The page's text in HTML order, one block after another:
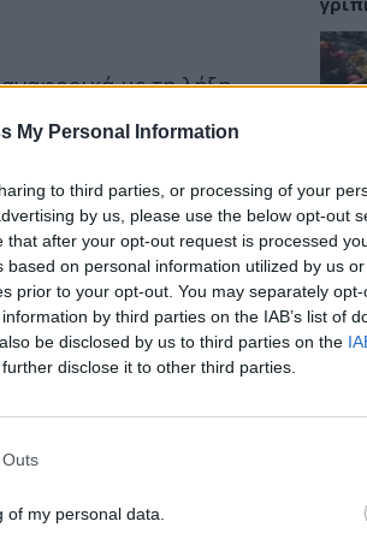
My Personal Information
to third parties, or processing of your
by us, please use the below opt-out
after your opt-out request is processed
on personal information utilized by us
prior to your opt-out. You may separately
by third parties on the IAB’s list of
be disclosed by us to third parties on the
disclose it to other third parties.
my personal data.
με τη λήξη
ΦΠΑ στα εμβόλια και
νόσο Covid-19, ζητά ο
κοινοτικές οδηγίες, για
ν. 4764/2020 προέβλεπε
και στα in vitro
νόσο COVID-19.
ότι δεν υπήρξε
επανέλθει στο
6% και σε κάποιες
5